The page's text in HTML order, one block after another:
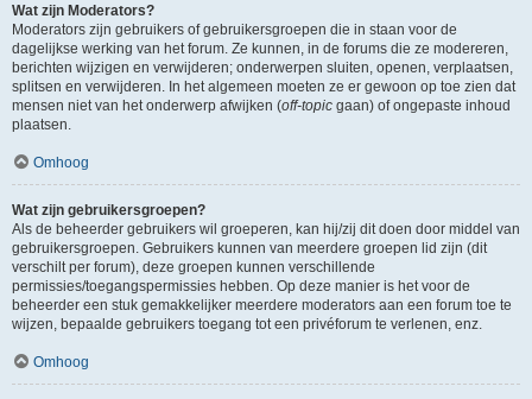
Wat zijn Moderators?
Moderators zijn gebruikers of gebruikersgroepen die in staan voor de
dagelijkse werking van het forum. Ze kunnen, in de forums die ze modereren,
berichten wijzigen en verwijderen; onderwerpen sluiten, openen, verplaatsen,
splitsen en verwijderen. In het algemeen moeten ze er gewoon op toe zien dat
mensen niet van het onderwerp afwijken (off-topic gaan) of ongepaste inhoud
plaatsen.
Omhoog
Wat zijn gebruikersgroepen?
Als de beheerder gebruikers wil groeperen, kan hij/zij dit doen door middel van
gebruikersgroepen. Gebruikers kunnen van meerdere groepen lid zijn (dit
verschilt per forum), deze groepen kunnen verschillende
permissies/toegangspermissies hebben. Op deze manier is het voor de
beheerder een stuk gemakkelijker meerdere moderators aan een forum toe te
wijzen, bepaalde gebruikers toegang tot een privéforum te verlenen, enz.
Omhoog